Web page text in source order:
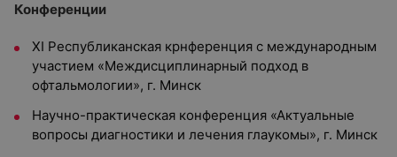
Конференции
XI Республиканская крнференция с международным
участием «Междисциплинарный подход в
офтальмологии», г. Минск
Научно-практическая конференция «Актуальные
вопросы диагностики и лечения глаукомы», г. Минск